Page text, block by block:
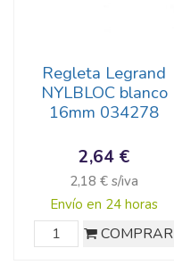
Regleta Legrand
NYLBLOC blanco
16mm 034278
2,64 €
2,18 € s/iva
Envío en 24 horas
COMPRAR